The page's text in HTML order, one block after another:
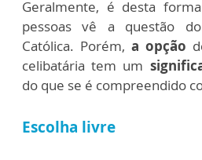
Geralmente, é desta
pessoas vê a questão
Católica. Porém, a opção
celibatária tem um
do que se é compreendido
Escolha livre